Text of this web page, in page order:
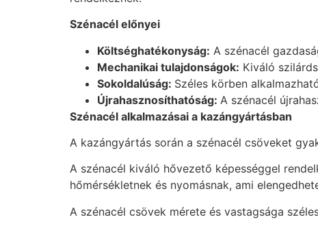
Szénacél előnyei
Költséghatékonyság: A szénacél
Mechanikai tulajdonságok: Kiváló
Sokoldalúság: Széles körben
Újrahasznosíthatóság: A szénacél
Szénacél alkalmazásai a kazángyártásban
A kazángyártás során a szénacél csöveket
A szénacél kiváló hővezető képességgel
hőmérsékletnek és nyomásnak, ami
A szénacél csövek mérete és vastagsága